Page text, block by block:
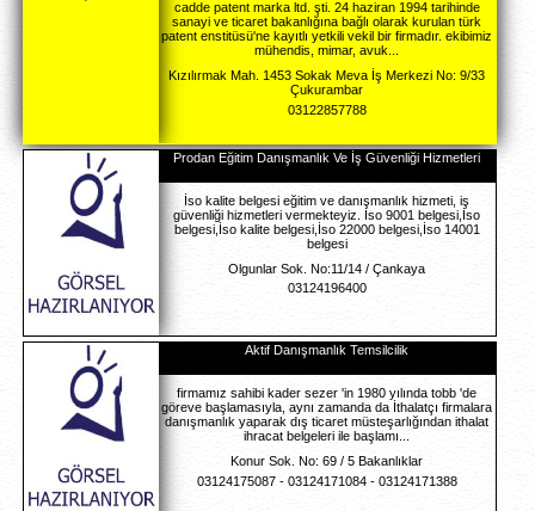
Simteg Eğitim Danışmanlık İş Sağlığı Ve Güvenliği
Hizmetleri
müşterilerimizin beklenti ve ihtiyaçlarına
hızlı ve güvenilir hizmetler sunmak. sunduğumuz
hizmetlerde, evrensel kalite standartlarında
yakalamak, yaratacağımız fa...
Cevizlidere mah. Ceyhun Atuf Kansu cad. No:137/3
Çankaya
03122868534
Tüm Çevre Mühendislik Ve Danışmanlık
2010 yılında çevre sektörüne başarılı bir giriş yapan
çevre danışmanlık, ilerleyen zamanda hizmet alanını
Şemsettin Günaltay Cd. 264/8 Çankaya
Cadde Patent Marka Tescil Danışmanlık
cadde patent marka ltd. şti. 24 haziran 1994 tarihinde